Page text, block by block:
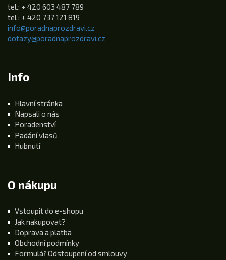
tel.: + 420 603 487 789
tel : + 420 737 121 819
info@poradnaprozdravi.cz
dotazy@poradnaprozdravi.cz
Info
Hlavní stránka
Napsali o nás
Poradenství
Padání vlasů
Hubnutí
O nákupu
Vstoupit do e-shopu
Jak nakupovat?
Doprava a platba
Obchodní podmínky
Formulář Odstoupení od smlouvy